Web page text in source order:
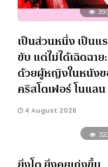
เป็นส่วนหนึ่ง เป็นแ
ขับ แต่ไม่ได้เฉิดฉาย
ด้วยผู้หญิงในหนัง
คริสโตเฟอร์ โนแลน
4 August 2026